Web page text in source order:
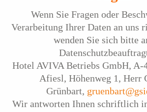
Wenn Sie Fragen oder
Verarbeitung Ihrer Daten an uns
wenden Sie sich bitte
Hotel AVIVA Betriebs GmbH, A-
Afiesl, Höhenweg 1, Herr
Grünbart,
Wir antworten Ihnen schriftlich